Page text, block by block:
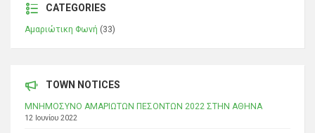
CATEGORIES
Αμαριώτικη Φωνή (33)
TOWN NOTICES
ΜΝΗΜΟΣΥΝΟ ΑΜΑΡΙΩΤΩΝ ΠΕΣΟΝΤΩΝ 2022 ΣΤΗΝ ΑΘΗΝΑ
12 Ιουνίου 2022